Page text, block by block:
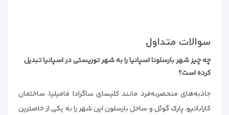
سوالات متداول
چه چیز شهر بارسلونا اسپانیا را به شهر توریستی در اسپانیا تبدیل
کرده است؟
جاذبه‌های منحصربه‌فرد مانند کلیسای ساگرادا فامیلیا، ساختمان
کازاباتیو، پارک گوئل و ساحل بارسلون این شهر را به یکی از خاص‍ترین